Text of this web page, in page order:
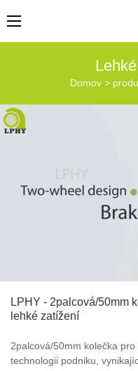
Domov >
LPHY - 2palcová/50mm
lehké zatížení
2palcová/50mm kolečka
technologii podniku,